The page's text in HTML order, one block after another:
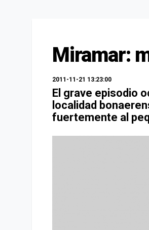
Miramar:
2011-11-21 13:23:00
El grave episodio
localidad
fuertemente al